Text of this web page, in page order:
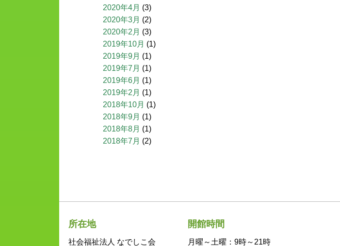
2020年4月 (3)
2020年3月 (2)
2020年2月 (3)
2019年10月 (1)
2019年9月 (1)
2019年7月 (1)
2019年6月 (1)
2019年2月 (1)
2018年10月 (1)
2018年9月 (1)
2018年8月 (1)
2018年7月 (2)
所在地
社会福祉法人 なでしこ会
開館時間
月曜～土曜：9時～21時